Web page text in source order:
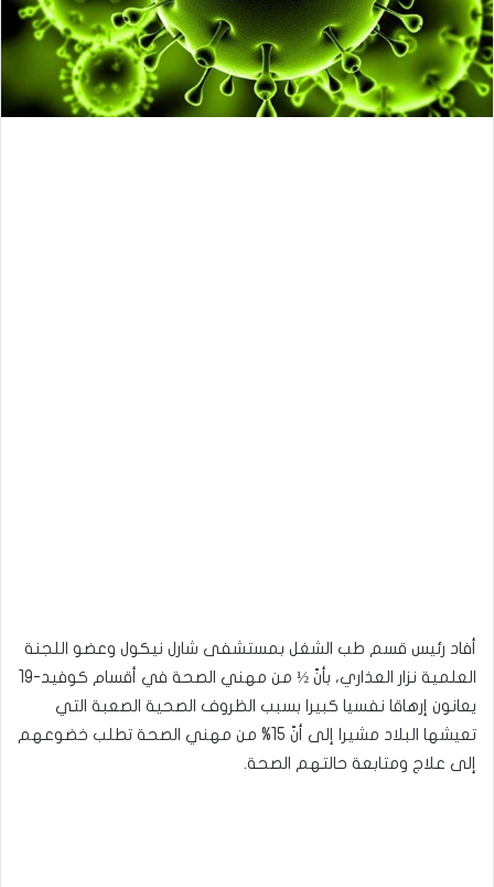
أفاد رئيس قسم طب الشغل بمستشفى شارل نيكول وعضو اللجنة
العلمية نزار العذاري، بأنّ ½ من مهني الصحة في أقسام كوفيد-19
يعانون إرهاقا نفسيا كبيرا بسبب الظروف الصحية الصعبة التي
تعيشها البلاد مشيرا إلى أنّ 15% من مهني الصحة تطلب خضوعهم
إلى علاج ومتابعة حالتهم الصحة.